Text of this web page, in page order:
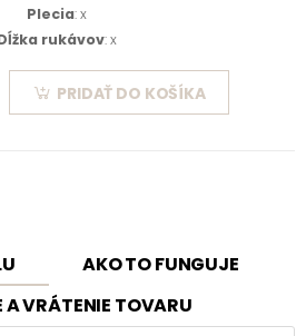
Plecia: x
rukávov: x
PRIDAŤ DO KOŠÍKA
AKO TO FUNGUJE
A VRÁTENIE TOVARU